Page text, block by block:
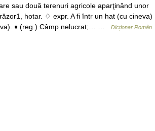
sau două terenuri agricole aparţinând unor
hotar. ♢ expr. A fi într un hat (cu cineva)
♦ (reg.) Câmp nelucrat;… …
Dicționar Român